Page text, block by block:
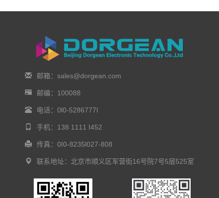
邮箱：sales@dorgean.com
邮编：100088
电话：0l0-5286777I
手机：138 1111 I452
传真：0I0-8235l027-808
联系地址：北京市顺义区军营街16号院7号5层525室